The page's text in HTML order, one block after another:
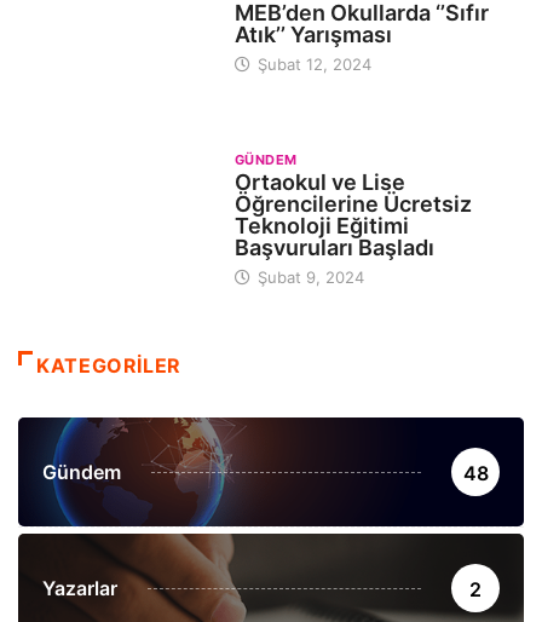
MEB’den Okullarda ‘’Sıfır
Atık’’ Yarışması
Şubat 12, 2024
GÜNDEM
Ortaokul ve Lise
Öğrencilerine Ücretsiz
Teknoloji Eğitimi
Başvuruları Başladı
Şubat 9, 2024
KATEGORİLER
Gündem 48
Yazarlar 2